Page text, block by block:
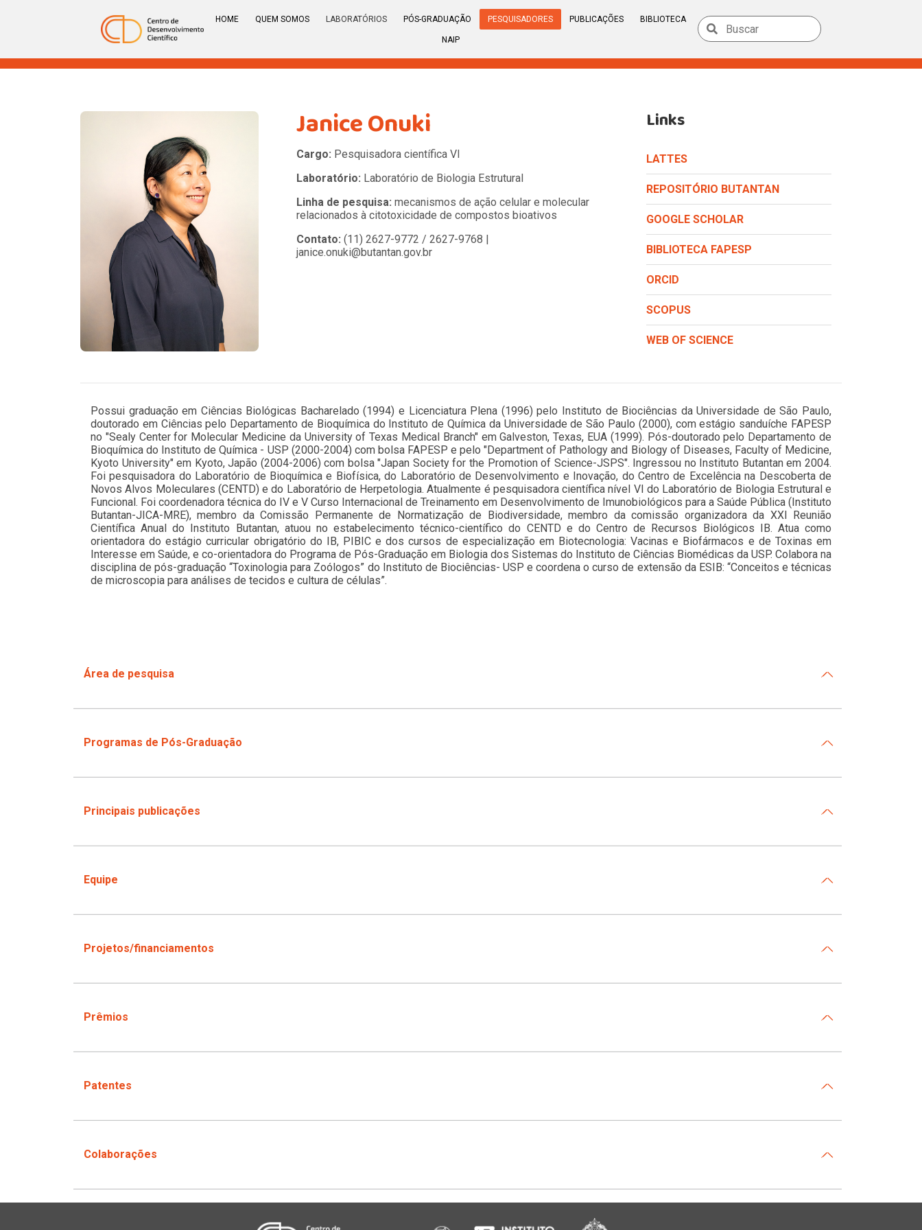
HOME QUEM SOMOS LABORATÓRIOS PÓS-GRADUAÇÃO PESQUISADORES PUBLICAÇÕES BIBLIOTECA
NAIP
Janice Onuki
Cargo: Pesquisadora científica VI
Laboratório: Laboratório de Biologia Estrutural
Linha de pesquisa: mecanismos de ação celular e molecular
relacionados à citotoxicidade de compostos bioativos
Contato: (11) 2627-9772 / 2627-9768 |
janice.onuki@butantan.gov.br
Links
LATTES
REPOSITÓRIO BUTANTAN
GOOGLE SCHOLAR
BIBLIOTECA FAPESP
ORCID
SCOPUS
WEB OF SCIENCE
Possui graduação em Ciências Biológicas Bacharelado (1994) e Licenciatura Plena (1996) pelo Instituto de Biociências da Universidade de São Paulo,
doutorado em Ciências pelo Departamento de Bioquímica do Instituto de Química da Universidade de São Paulo (2000), com estágio sanduíche FAPESP
no "Sealy Center for Molecular Medicine da University of Texas Medical Branch" em Galveston, Texas, EUA (1999). Pós-doutorado pelo Departamento de
Bioquímica do Instituto de Química - USP (2000-2004) com bolsa FAPESP e pelo "Department of Pathology and Biology of Diseases, Faculty of Medicine,
Kyoto University" em Kyoto, Japão (2004-2006) com bolsa "Japan Society for the Promotion of Science-JSPS". Ingressou no Instituto Butantan em 2004.
Foi pesquisadora do Laboratório de Bioquímica e Biofísica, do Laboratório de Desenvolvimento e Inovação, do Centro de Excelência na Descoberta de
Novos Alvos Moleculares (CENTD) e do Laboratório de Herpetologia. Atualmente é pesquisadora científica nível VI do Laboratório de Biologia Estrutural e
Funcional. Foi coordenadora técnica do IV e V Curso Internacional de Treinamento em Desenvolvimento de Imunobiológicos para a Saúde Pública (Instituto
Butantan-JICA-MRE), membro da Comissão Permanente de Normatização de Biodiversidade, membro da comissão organizadora da XXI Reunião
Científica Anual do Instituto Butantan, atuou no estabelecimento técnico-científico do CENTD e do Centro de Recursos Biológicos IB. Atua como
orientadora do estágio curricular obrigatório do IB, PIBIC e dos cursos de especialização em Biotecnologia: Vacinas e Biofármacos e de Toxinas em
Interesse em Saúde, e co-orientadora do Programa de Pós-Graduação em Biologia dos Sistemas do Instituto de Ciências Biomédicas da USP. Colabora na
disciplina de pós-graduação “Toxinologia para Zoólogos” do Instituto de Biociências- USP e coordena o curso de extensão da ESIB: “Conceitos e técnicas
de microscopia para análises de tecidos e cultura de células”.
Área de pesquisa
Programas de Pós-Graduação
Principais publicações
Equipe
Projetos/financiamentos
Prêmios
Patentes
Colaborações